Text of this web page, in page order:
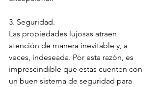
3. Seguridad.
Las propiedades lujosas atraen
atención de manera inevitable y, a
veces, indeseada. Por esta razón, es
imprescindible que estas cuenten con
un buen sistema de seguridad para